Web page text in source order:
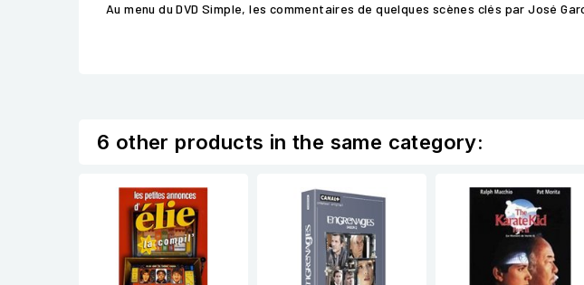
Au menu du DVD Simple, les commentaires de quelques scènes clés par José
6 other products in the same category: